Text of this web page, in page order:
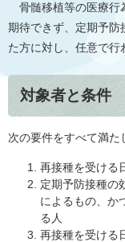
骨髄移植等の医療行
期待できず、定期予防
た方に対し、任意で行
対象者と条件
次の要件をすべて満た
再接種を受ける
定期予防接種の
によるもの、か
る人
再接種を受ける